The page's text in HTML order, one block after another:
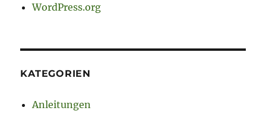
WordPress.org
KATEGORIEN
Anleitungen